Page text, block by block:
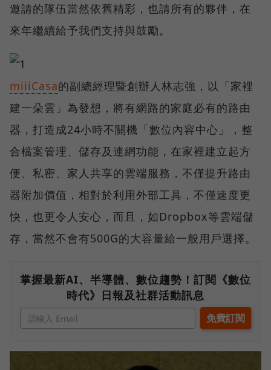
邀請的隊伍當然依舊精彩，也請所有的夥伴，在
來年繼續給予我們支持與鼓勵。
miiiCasa的副總經理暨創辦人林志強，以「家裡
建一朵雲」為發想，將有網路的家庭必有的路由
器，打造成24小時不關機「數位內容中心」，整
合檔案管理、儲存及連網功能，在家裡建立起方
便、私密、家人共享的雲端服務，不僅提升路由
器附加價值，相對於利用外部工具，不僅速度更
快，也更令人安心，而且，如Dropbox等雲端儲
存，當然不會有500G的大容量給一般用戶選擇。
掌握最新AI、半導體、數位趨勢！訂閱《數位
時代》日報及社群活動訊息